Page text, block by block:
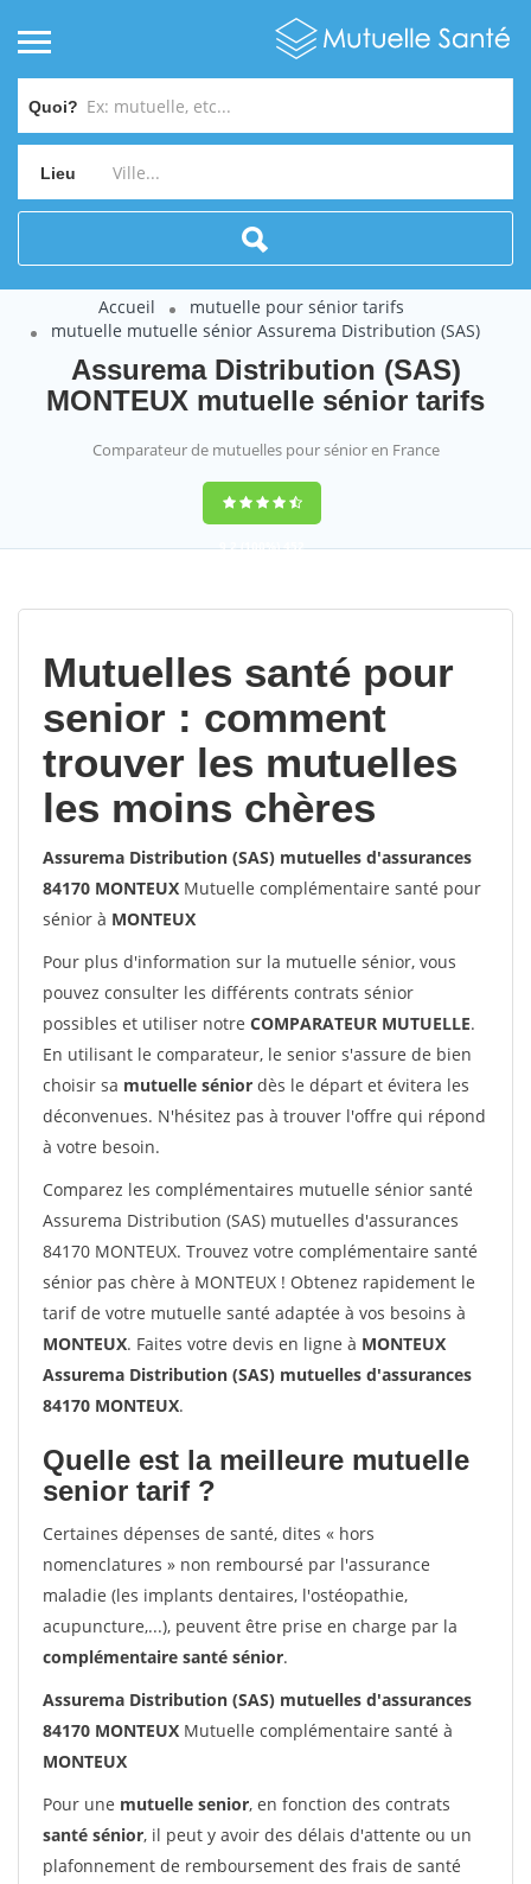
Quoi?
Lieu
Accueil
mutuelle pour sénior tarifs
mutuelle mutuelle sénior Assurema Distribution (SAS)
Assurema Distribution (SAS)
MONTEUX mutuelle sénior tarifs
Comparateur de mutuelles pour sénior en France
9,2(100%)452
Mutuelles santé pour
senior : comment
trouver les mutuelles
les moins chères
Assurema Distribution (SAS) mutuelles d'assurances
84170 MONTEUX Mutuelle complémentaire santé pour
sénior à MONTEUX
Pour plus d'information sur la mutuelle sénior, vous
pouvez consulter les différents contrats sénior
possibles et utiliser notre COMPARATEUR MUTUELLE.
En utilisant le comparateur, le senior s'assure de bien
choisir sa mutuelle sénior dès le départ et évitera les
déconvenues. N'hésitez pas à trouver l'offre qui répond
à votre besoin.
Comparez les complémentaires mutuelle sénior santé
Assurema Distribution (SAS) mutuelles d'assurances
84170 MONTEUX. Trouvez votre complémentaire santé
sénior pas chère à MONTEUX ! Obtenez rapidement le
tarif de votre mutuelle santé adaptée à vos besoins à
MONTEUX. Faites votre devis en ligne à MONTEUX
Assurema Distribution (SAS) mutuelles d'assurances
84170 MONTEUX.
Quelle est la meilleure mutuelle
senior tarif ?
Certaines dépenses de santé, dites « hors
nomenclatures » non remboursé par l'assurance
maladie (les implants dentaires, l'ostéopathie,
acupuncture,...), peuvent être prise en charge par la
complémentaire santé sénior.
Assurema Distribution (SAS) mutuelles d'assurances
84170 MONTEUX Mutuelle complémentaire santé à
MONTEUX
Pour une mutuelle senior, en fonction des contrats
santé sénior, il peut y avoir des délais d'attente ou un
plafonnement de remboursement des frais de santé